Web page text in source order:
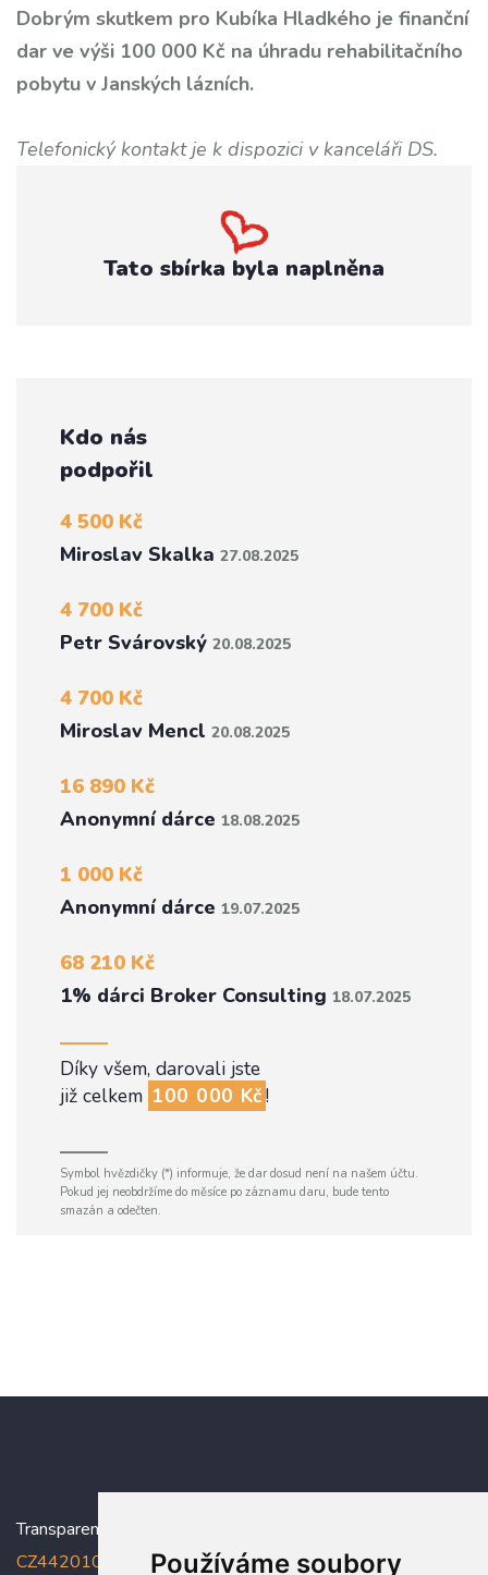
Používáme soubory
Dobrým skutkem pro Kubíka Hladkého je finanční
dar ve výši 100 000 Kč na úhradu rehabilitačního
pobytu v Janských lázních.
Telefonický kontakt je k dispozici v kanceláři DS.
Tato sbírka byla naplněna
Kdo nás
podpořil
4 500 Kč
Miroslav Skalka 27.08.2025
4 700 Kč
Petr Svárovský 20.08.2025
4 700 Kč
Miroslav Mencl 20.08.2025
16 890 Kč
Anonymní dárce 18.08.2025
1 000 Kč
Anonymní dárce 19.07.2025
68 210 Kč
1% dárci Broker Consulting 18.07.2025
Díky všem, darovali jste
již celkem 100 000 Kč!
Symbol hvězdičky (*) informuje, že dar dosud není na našem účtu.
Pokud jej neobdržíme do měsíce po záznamu daru, bude tento
smazán a odečten.
Transparentní účet:
CZ4420100000005005005006